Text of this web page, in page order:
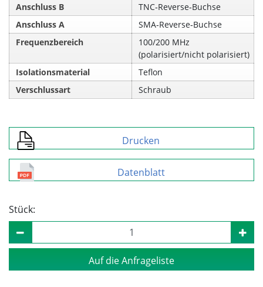
Anschluss B
TNC‑Reverse‑Buchse
Anschluss A
SMA‑Reverse‑Buchse
Frequenzbereich
100/200 MHz
(polarisiert/nicht polarisiert)
Isolationsmaterial
Teflon
Verschlussart
Schraub
Drucken
Datenblatt
Stück:
Auf die Anfrageliste